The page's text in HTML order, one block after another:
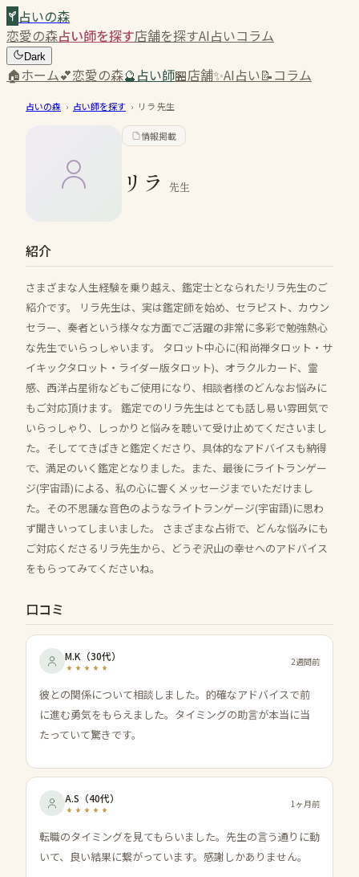
占いの森
恋愛の森占い師を探す店舗を探すAI占いコラム
Dark
🏠ホーム💕恋愛の森🔮占い師🏪店舗✨AI占い📝コラム
占いの森 › 占い師を探す › リラ先生
情報掲載
リラ 先生
紹介
さまざまな人生経験を乗り越え、鑑定士となられたリラ先生のご
紹介です。 リラ先生は、実は鑑定師を始め、セラピスト、カウン
セラー、奏者という様々な方面でご活躍の非常に多彩で勉強熱心
な先生でいらっしゃいます。 タロット中心に(和尚禅タロット・サ
イキックタロット・ライダー版タロット)、オラクルカード、霊
感、西洋占星術などもご使用になり、相談者様のどんなお悩みに
もご対応頂けます。 鑑定でのリラ先生はとても話し易い雰囲気で
いらっしゃり、しっかりと悩みを聴いて受け止めてくださいまし
た。そしててきぱきと鑑定くださり、具体的なアドバイスも納得
で、満足のいく鑑定となりました。また、最後にライトランゲー
ジ(宇宙語)による、私の心に響くメッセージまでいただけまし
た。その不思議な音色のようなライトランゲージ(宇宙語)に思わ
ず聞きいってしまいました。 さまざまな占術で、どんな悩みにも
ご対応くださるリラ先生から、どうぞ沢山の幸せへのアドバイス
をもらってみてくださいね。
口コミ
M.K （30代） 2週間前
彼との関係について相談しました。的確なアドバイスで前
に進む勇気をもらえました。タイミングの助言が本当に当
たっていて驚きです。
A.S （40代） 1ヶ月前
転職のタイミングを見てもらいました。先生の言う通りに動
いて、良い結果に繋がっています。感謝しかありません。